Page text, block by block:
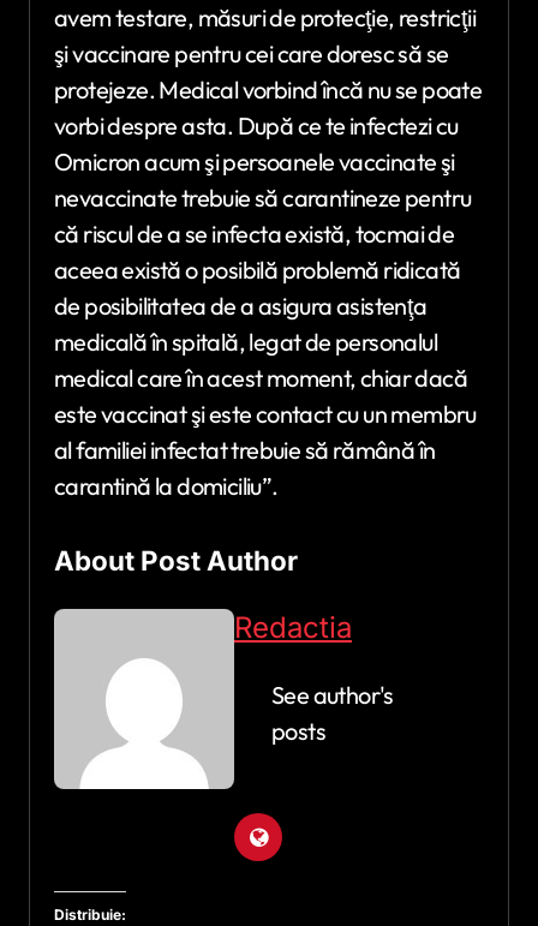
avem testare, măsuri de protecţie, restricţii
şi vaccinare pentru cei care doresc să se
protejeze. Medical vorbind încă nu se poate
vorbi despre asta. După ce te infectezi cu
Omicron acum şi persoanele vaccinate şi
nevaccinate trebuie să carantineze pentru
că riscul de a se infecta există, tocmai de
aceea există o posibilă problemă ridicată
de posibilitatea de a asigura asistenţa
medicală în spitală, legat de personalul
medical care în acest moment, chiar dacă
este vaccinat şi este contact cu un membru
al familiei infectat trebuie să rămână în
carantină la domiciliu”.
About Post Author
Redactia
See author's
posts
Distribuie: